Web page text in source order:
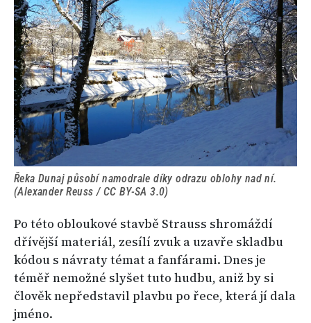
Řeka Dunaj působí namodrale díky odrazu oblohy nad ní.
(Alexander Reuss / CC BY-SA 3.0)
Po této obloukové stavbě Strauss shromáždí
dřívější materiál, zesílí zvuk a uzavře skladbu
kódou s návraty témat a fanfárami. Dnes je
téměř nemožné slyšet tuto hudbu, aniž by si
člověk nepředstavil plavbu po řece, která jí dala
jméno.